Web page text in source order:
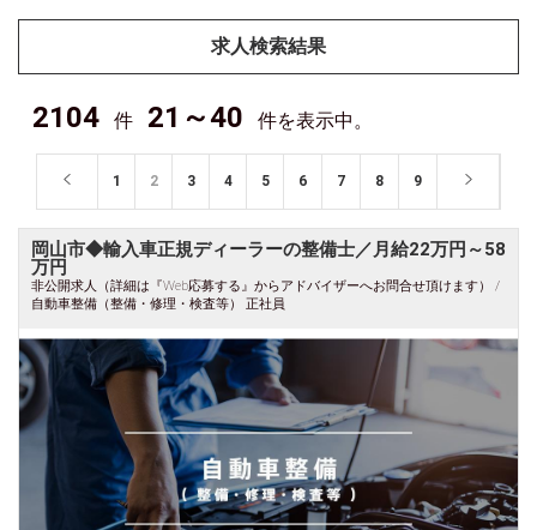
求人検索結果
2104 件 21～40 件を表示中。
1 2 3 4 5 6 7 8 9
岡山市◆輸入車正規ディーラーの整備士／月給22万円～58
万円
非公開求人（詳細は『Web応募する』からアドバイザーへお問合せ頂けます） /
自動車整備（整備・修理・検査等） 正社員